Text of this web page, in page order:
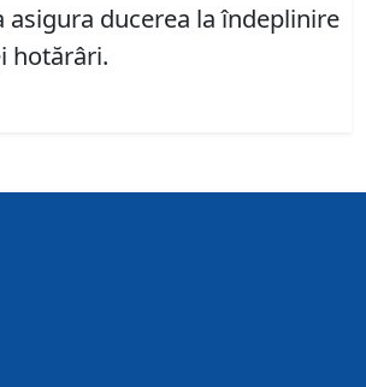
asigura ducerea la îndeplinire
hotărâri.